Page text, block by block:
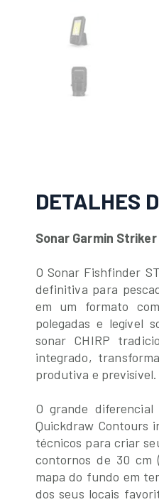
DETALHES
Sonar Garmin
O Sonar Fishfinder
definitiva para
em um formato
polegadas e legível
sonar CHIRP
integrado,
produtiva e previsível.
O grande
Quickdraw Contours
técnicos para criar
contornos de 30 cm
mapa do fundo em
dos seus locais